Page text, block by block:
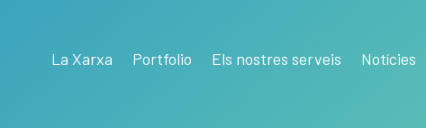
La Xarxa Portfolio Els nostres serveis Notícies